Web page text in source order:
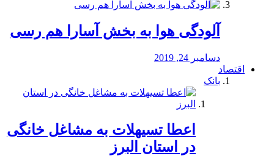
آلودگی هوا به بخش آسارا هم رسی
دسامبر 24, 2019
اقتصاد
بانک
️اعطا تسیهلات به مشاغل خانگی
در استان البرز